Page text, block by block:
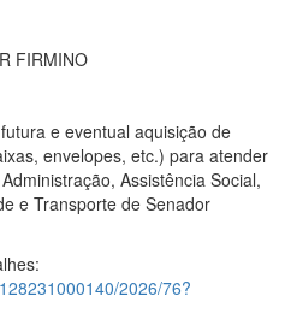
FIRMINO
e eventual aquisição de
envelopes, etc.) para atender
Assistência Social,
e Transporte de Senador
2026/76?